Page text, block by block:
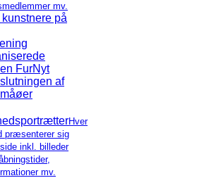
mv.
på
FurNyt
af
Hver
præsenterer sig
inkl. billeder
mv.